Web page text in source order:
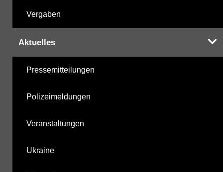
Vergaben
Aktuelles
Pressemitteilungen
Polizeimeldungen
Veranstaltungen
Ukraine